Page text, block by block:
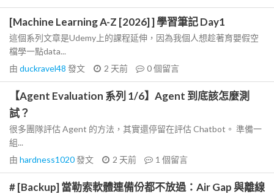
[Machine Learning A-Z [2026] ] 學習筆記 Day1
這個系列文章是Udemy上的課程延伸，因為我個人想趁著育嬰假空
檔學一點data...
由 duckravel48 發文 2 天前 0個留言
【Agent Evaluation 系列 1/6】Agent 到底該怎麼測
試？
很多團隊評估 Agent 的方法，其實還停留在評估 Chatbot。 準備一
組...
由 hardness1020發文 2 天前 1 個留言
# [Backup] 當勒索軟體連備份都不放過：Air Gap 與離線